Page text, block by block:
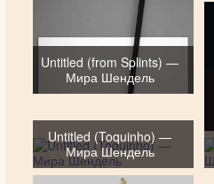
Untitled (from Splints) —
Мира Шендель
Untitled (Toquinho) —
Мира Шендель